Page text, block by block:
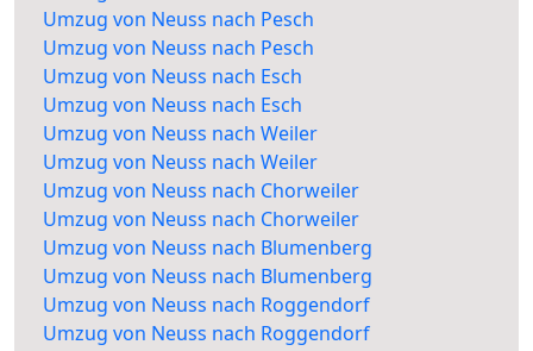
Umzug von Neuss nach Pesch
Umzug von Neuss nach Pesch
Umzug von Neuss nach Esch
Umzug von Neuss nach Esch
Umzug von Neuss nach Weiler
Umzug von Neuss nach Weiler
Umzug von Neuss nach Chorweiler
Umzug von Neuss nach Chorweiler
Umzug von Neuss nach Blumenberg
Umzug von Neuss nach Blumenberg
Umzug von Neuss nach Roggendorf
Umzug von Neuss nach Roggendorf